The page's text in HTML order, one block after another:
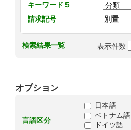
キーワード５
請求記号
別置
検索結果一覧 表示件数
オプション
言語区分
日本語
ベトナム語
ドイツ語